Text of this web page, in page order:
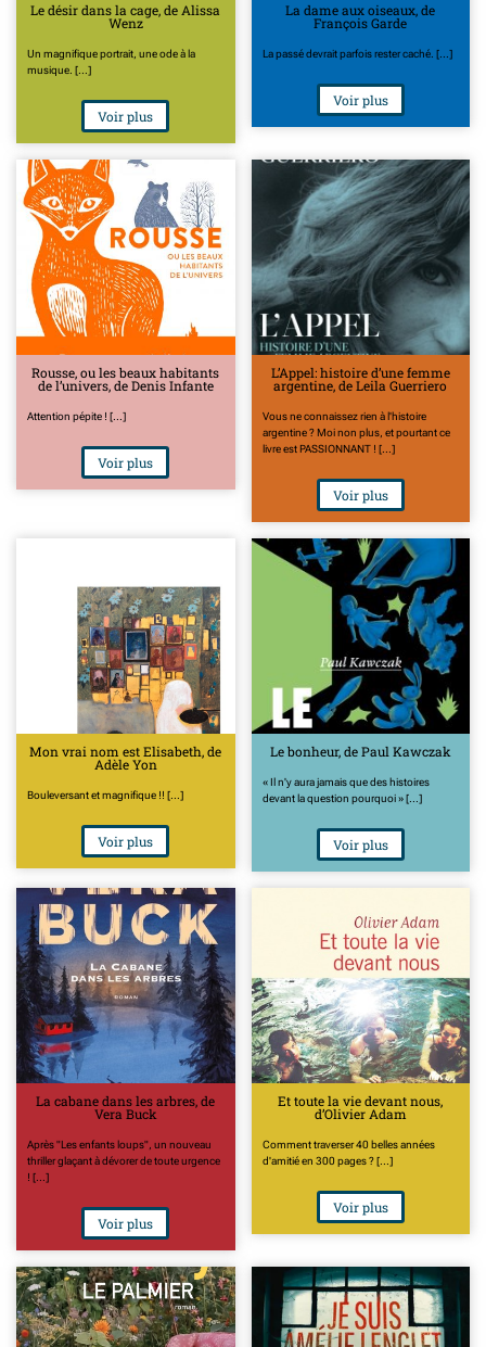
Le désir dans la cage, de Alissa
Wenz
Un magnifique portrait, une ode à la
musique. [...]
Voir plus
La dame aux oiseaux, de
François Garde
La passé devrait parfois rester caché. [...]
Voir plus
Rousse, ou les beaux habitants
de l’univers, de Denis Infante
Attention pépite ! [...]
Voir plus
L’Appel: histoire d’une femme
argentine, de Leila Guerriero
Vous ne connaissez rien à l'histoire
argentine ? Moi non plus, et pourtant ce
livre est PASSIONNANT ! [...]
Voir plus
Mon vrai nom est Elisabeth, de
Adèle Yon
Bouleversant et magnifique !! [...]
Voir plus
Le bonheur, de Paul Kawczak
« Il n'y aura jamais que des histoires
devant la question pourquoi » [...]
Voir plus
La cabane dans les arbres, de
Vera Buck
Après "Les enfants loups", un nouveau
thriller glaçant à dévorer de toute urgence
! [...]
Voir plus
Et toute la vie devant nous,
d’Olivier Adam
Comment traverser 40 belles années
d'amitié en 300 pages ? [...]
Voir plus